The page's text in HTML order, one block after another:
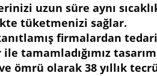
uzun süre aynı
tüketmenizi sağlar.
firmalardan
tamamladığımız
ömrü olarak 38 yıllık